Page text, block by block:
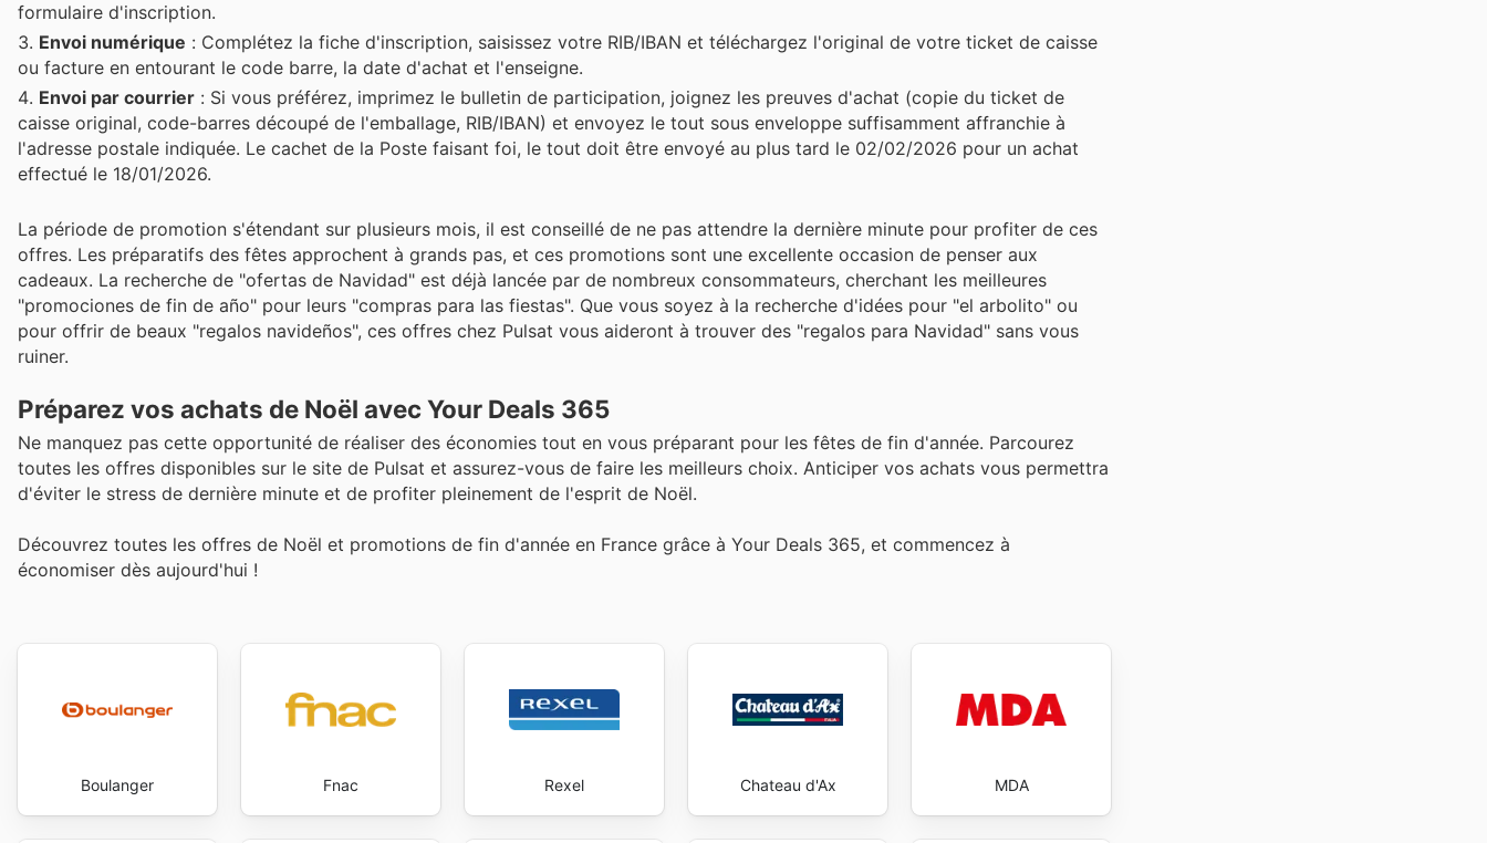
formulaire d'inscription.
Envoi numérique : Complétez la fiche d'inscription, saisissez votre RIB/IBAN et téléchargez l'original de votre ticket de caisse
ou facture en entourant le code barre, la date d'achat et l'enseigne.
Envoi par courrier : Si vous préférez, imprimez le bulletin de participation, joignez les preuves d'achat (copie du ticket de
caisse original, code-barres découpé de l'emballage, RIB/IBAN) et envoyez le tout sous enveloppe suffisamment affranchie à
l'adresse postale indiquée. Le cachet de la Poste faisant foi, le tout doit être envoyé au plus tard le 02/02/2026 pour un achat
effectué le 18/01/2026.
La période de promotion s'étendant sur plusieurs mois, il est conseillé de ne pas attendre la dernière minute pour profiter de ces
offres. Les préparatifs des fêtes approchent à grands pas, et ces promotions sont une excellente occasion de penser aux
cadeaux. La recherche de "ofertas de Navidad" est déjà lancée par de nombreux consommateurs, cherchant les meilleures
"promociones de fin de año" pour leurs "compras para las fiestas". Que vous soyez à la recherche d'idées pour "el arbolito" ou
pour offrir de beaux "regalos navideños", ces offres chez Pulsat vous aideront à trouver des "regalos para Navidad" sans vous
ruiner.
Préparez vos achats de Noël avec Your Deals 365
Ne manquez pas cette opportunité de réaliser des économies tout en vous préparant pour les fêtes de fin d'année. Parcourez
toutes les offres disponibles sur le site de Pulsat et assurez-vous de faire les meilleurs choix. Anticiper vos achats vous permettra
d'éviter le stress de dernière minute et de profiter pleinement de l'esprit de Noël.
Découvrez toutes les offres de Noël et promotions de fin d'année en France grâce à Your Deals 365, et commencez à
économiser dès aujourd'hui !
Boulanger Fnac Rexel Chateau d'Ax MDA